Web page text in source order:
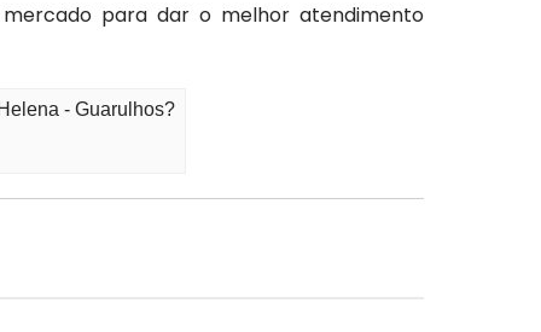
para dar o melhor atendimento
- Guarulhos?